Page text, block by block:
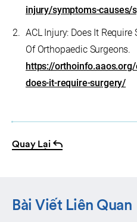
injury/symptoms-causes/
ACL Injury: Does It
Of Orthopaedic Surgeons.
https://
does-it-require-surgery/
Quay Lại
Bài Viết Liên Quan